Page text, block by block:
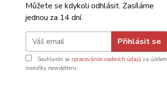
Můžete se kdykoli odhlásit. Zasíláme
jednou za 14 dní.
Přihlásit se
Souhlasím se zpracováním osobních údajů za účelem
rozesílky newsletteru.